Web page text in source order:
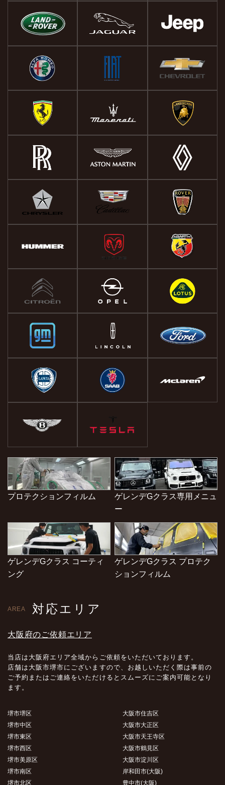
プロテクションフィルム
ゲレンデGクラス専用メニュ
ー
ゲレンデGクラス コーティ
ング
ゲレンデGクラス プロテク
ションフィルム
AREA 対応エリア
大阪府のご依頼エリア
当店は大阪府エリア全域からご依頼をいただいております。
店舗は大阪市堺市にございますので、お越しいただく際は事前の
ご予約またはご連絡をいただけるとスムーズにご案内可能となり
ます。
堺市堺区
堺市中区
堺市東区
堺市西区
堺市美原区
堺市南区
堺市北区
大阪市住吉区
大阪市大正区
大阪市天王寺区
大阪市鶴見区
大阪市淀川区
岸和田市(大阪)
豊中市(大阪)